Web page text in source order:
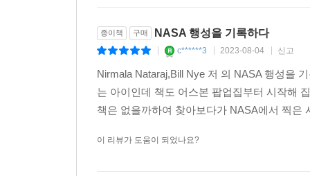
종이책 구매 NASA 행성을 기록하다
c******3 2023-08-04 신고
Nirmala Nataraj,Bill Nye 저 의 NASA 행성을
는 아이인데 책도 어스본 팝업집부터 시작해
책은 없을까하여 찾아보다가 NASA에서 찍
이 리뷰가 도움이 되었나요?